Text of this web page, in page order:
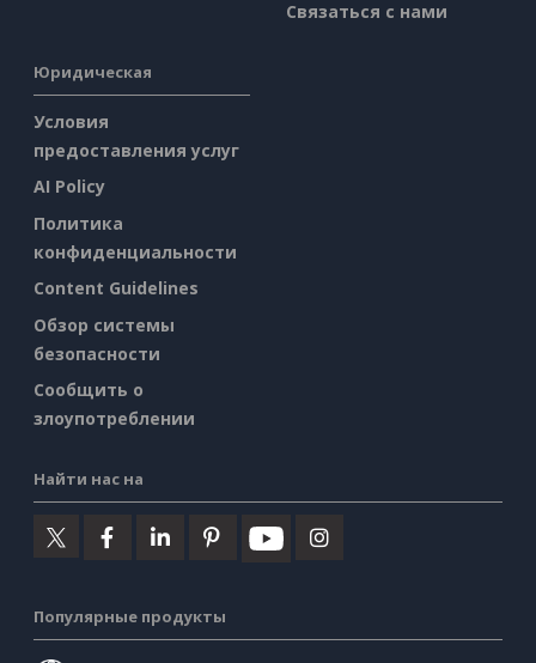
Связаться с нами
Юридическая
Условия
предоставления услуг
AI Policy
Политика
конфиденциальности
Content Guidelines
Обзор системы
безопасности
Сообщить о
злоупотреблении
Найти нас на
Популярные продукты